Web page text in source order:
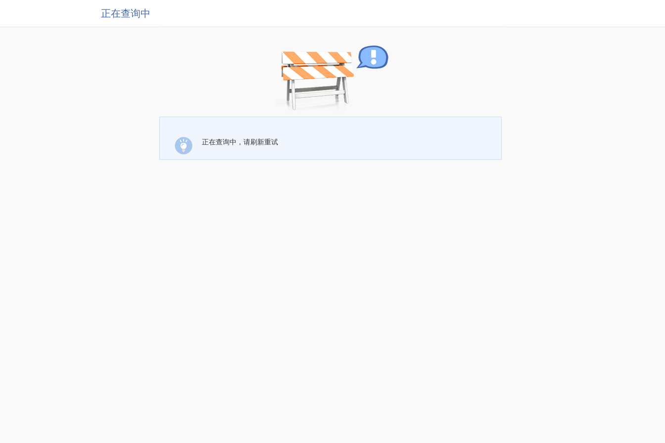
正在查询中
正在查询中，请刷新重试